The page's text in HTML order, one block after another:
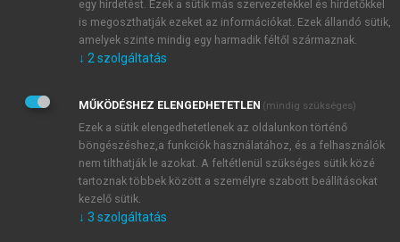
Kérek értesítést a MeRSZ újdonságairól, akcióiról.
Kérek értesítést az Akadémiai Kiadó Zrt. újdonságairól,
Adatkezelési tájékoztatóbanfoglaltakat tudomásul
veszem és elfogadom.
Általános vásárlási feltételeket, valamint a szotar.netés a
mersz.huoldalak licencszerződéseiben foglaltakat
tudomásul veszem és elfogadom.
KIPRÓBÁLOM
egy hirdetést. Ezek a sütik más szervezetekkel és hirdetőkkel
is megoszthatják ezeket az információkat. Ezek állandó sütik,
amelyek szinte mindig egy harmadik féltől származnak.
↓ 2 szolgáltatás
MŰKÖDÉSHEZ ELENGEDHETETLEN (mindig szükséges)
Ezek a sütik elengedhetetlenek az oldalunkon történő
böngészéshez,a funkciók használatához, és a felhasználók
nem tilthatják le azokat. A feltétlenül szükséges sütik közé
tartoznak többek között a személyre szabott beállításokat
kezelő sütik.
↓ 3 szolgáltatás